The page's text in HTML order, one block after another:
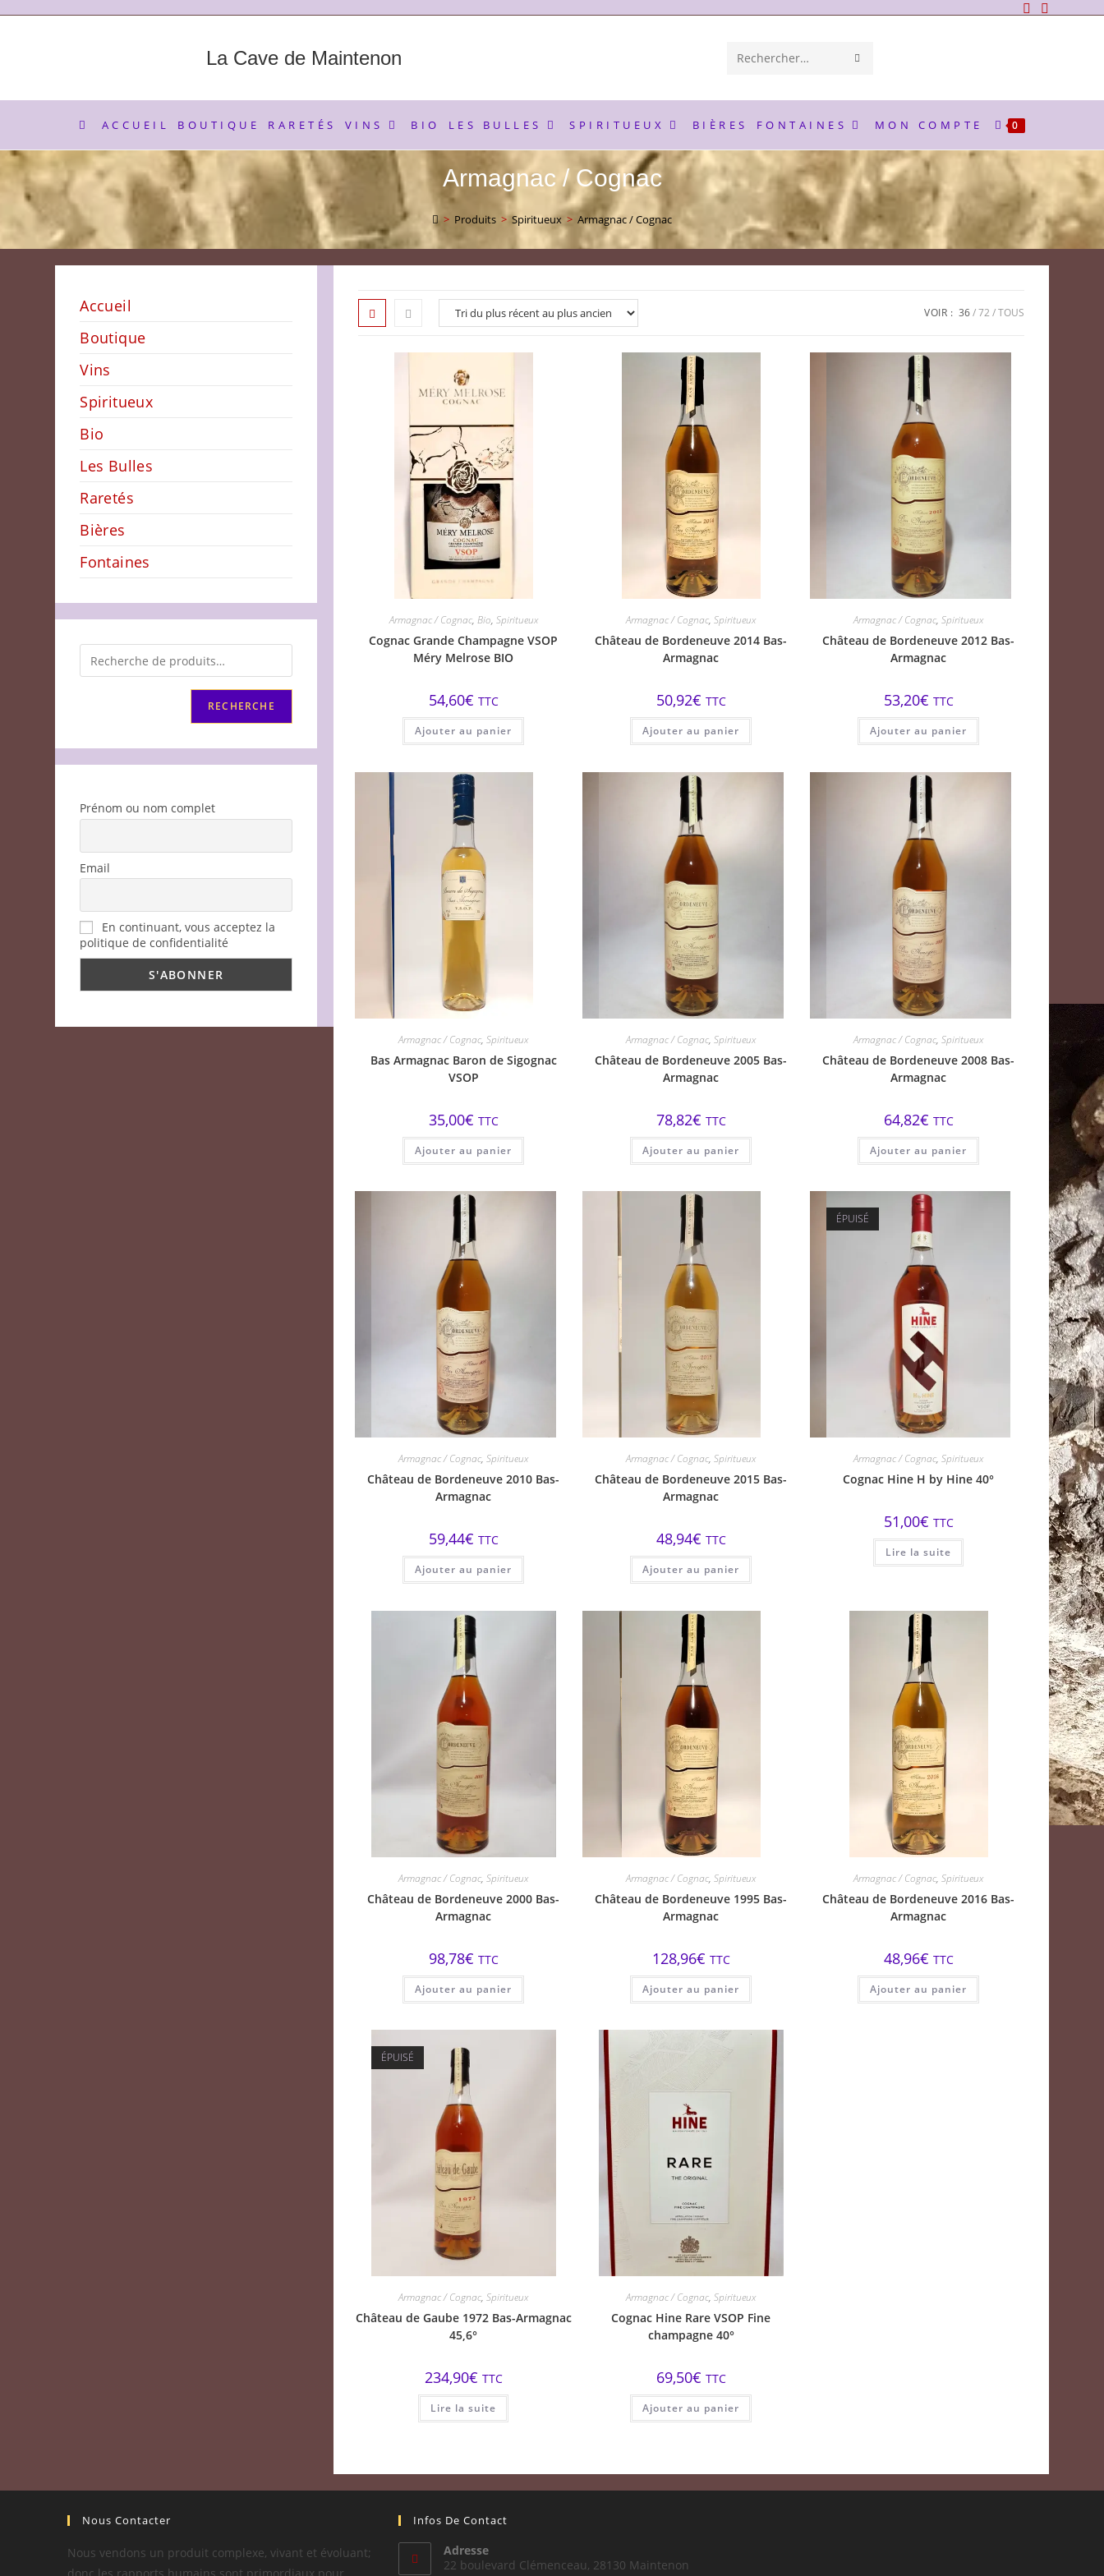
La Cave de Maintenon Rechercher
ce
site
RECHERCHE
ACCUEIL BOUTIQUE RARETÉS VINS BIO LES BULLES SPIRITUEUX BIÈRES FONTAINES MON COMPTE 0
Armagnac / Cognac
> Produits > Spiritueux > Armagnac / Cognac
VOIR : 36 72 TOUS
Armagnac / Cognac, Bio, Spiritueux
Cognac Grande Champagne VSOP
Méry Melrose BIO
54,60€ TTC
Ajouter au panier
Armagnac / Cognac,Spiritueux
Château de Bordeneuve 2014 Bas-
Armagnac
50,92€ TTC
Ajouter au panier
Armagnac / Cognac,Spiritueux
Château de Bordeneuve 2012 Bas-
Armagnac
53,20€ TTC
Ajouter au panier
Armagnac / Cognac,Spiritueux
Bas Armagnac Baron de Sigognac
VSOP
35,00€ TTC
Ajouter au panier
Armagnac / Cognac,Spiritueux
Château de Bordeneuve 2005 Bas-
Armagnac
78,82€ TTC
Ajouter au panier
Armagnac / Cognac,Spiritueux
Château de Bordeneuve 2008 Bas-
Armagnac
64,82€ TTC
Ajouter au panier
Armagnac / Cognac,Spiritueux
Château de Bordeneuve 2010 Bas-
Armagnac
59,44€ TTC
Ajouter au panier
Armagnac / Cognac,Spiritueux
Château de Bordeneuve 2015 Bas-
Armagnac
48,94€ TTC
Ajouter au panier
ÉPUISÉ
Armagnac / Cognac,Spiritueux
Cognac Hine H by Hine 40°
51,00€ TTC
Lire la suite
Armagnac / Cognac,Spiritueux
Château de Bordeneuve 2000 Bas-
Armagnac
98,78€ TTC
Ajouter au panier
Armagnac / Cognac,Spiritueux
Château de Bordeneuve 1995 Bas-
Armagnac
128,96€ TTC
Ajouter au panier
Armagnac / Cognac,Spiritueux
Château de Bordeneuve 2016 Bas-
Armagnac
48,96€ TTC
Ajouter au panier
ÉPUISÉ
Armagnac / Cognac,Spiritueux
Château de Gaube 1972 Bas-Armagnac
45,6°
234,90€ TTC
Lire la suite
Armagnac / Cognac,Spiritueux
Cognac Hine Rare VSOP Fine
champagne 40°
69,50€ TTC
Ajouter au panier
Accueil
Boutique
Vins
Spiritueux
Bio
Les Bulles
Raretés
Bières
Fontaines
RECHERCHE
Prénom ou nom complet
Email
En continuant, vous acceptez la
politique de confidentialité
Nous Contacter
Nous vendons un produit complexe, vivant et évoluant;
donc les rapports humains sont primordiaux pour
Infos De Contact
Adresse
22 boulevard Clémenceau, 28130 Maintenon